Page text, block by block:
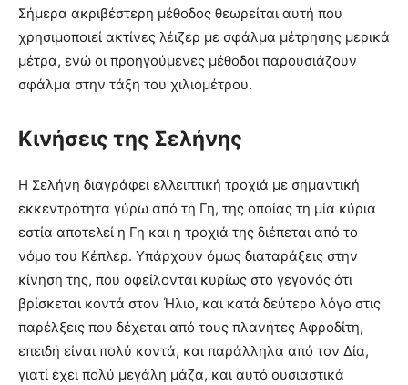
Σήμερα ακριβέστερη μέθοδος θεωρείται αυτή που
χρησιμοποιεί ακτίνες λέιζερ με σφάλμα μέτρησης μερικά
μέτρα, ενώ οι προηγούμενες μέθοδοι παρουσιάζουν
σφάλμα στην τάξη του χιλιομέτρου.
Κινήσεις της Σελήνης
Η Σελήνη διαγράφει ελλειπτική τροχιά με σημαντική
εκκεντρότητα γύρω από τη Γη, της οποίας τη μία κύρια
εστία αποτελεί η Γη και η τροχιά της διέπεται από το
νόμο του Κέπλερ. Υπάρχουν όμως διαταράξεις στην
κίνηση της, που οφείλονται κυρίως στο γεγονός ότι
βρίσκεται κοντά στον Ήλιο, και κατά δεύτερο λόγο στις
παρέλξεις που δέχεται από τους πλανήτες Αφροδίτη,
επειδή είναι πολύ κοντά, και παράλληλα από τον Δία,
γιατί έχει πολύ μεγάλη μάζα, και αυτό ουσιαστικά